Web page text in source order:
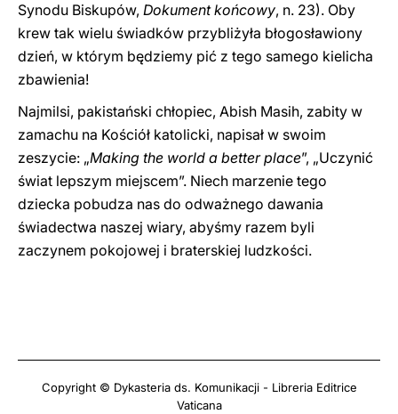
Synodu Biskupów, Dokument końcowy, n. 23). Oby
krew tak wielu świadków przybliżyła błogosławiony
dzień, w którym będziemy pić z tego samego kielicha
zbawienia!
Najmilsi, pakistański chłopiec, Abish Masih, zabity w
zamachu na Kościół katolicki, napisał w swoim
zeszycie: „Making the world a better place”, „Uczynić
świat lepszym miejscem”. Niech marzenie tego
dziecka pobudza nas do odważnego dawania
świadectwa naszej wiary, abyśmy razem byli
zaczynem pokojowej i braterskiej ludzkości.
Copyright © Dykasteria ds. Komunikacji - Libreria Editrice
Vaticana